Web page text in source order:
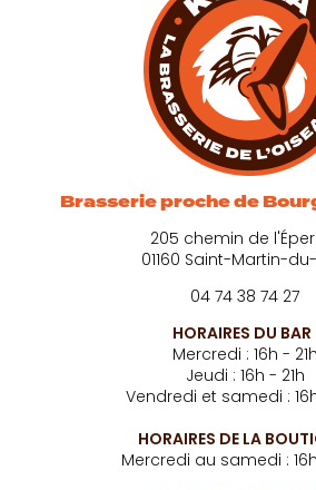
Brasserie proche de
205 chemin de
01160 Saint-Martin-
04 74 38 74 27
HORAIRES DU BAR
Mercredi : 16h - 21h
Jeudi : 16h - 21h
Vendredi et samedi :
HORAIRES DE LA
Mercredi au samedi :